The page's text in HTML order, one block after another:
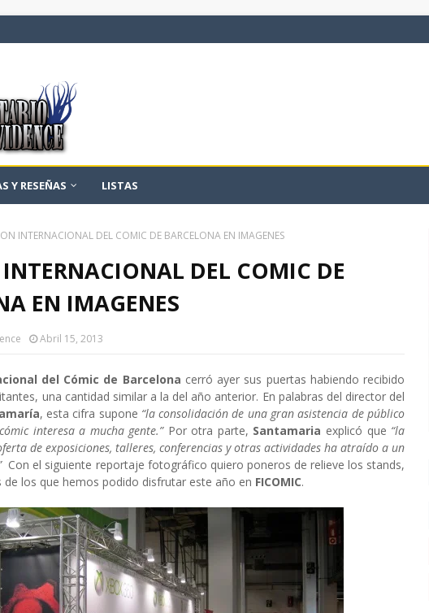
Y RESEÑAS LISTAS
INTERNACIONAL DEL COMIC DE BARCELONA EN IMAGENES
DEL COMIC DE
EN IMAGENES
Abril 15, 2013
del Cómic de Barcelona cerró ayer sus puertas habiendo recibido
una cantidad similar a la del año anterior. En palabras del director del
, esta cifra supone “la consolidación de una gran asistencia de público
interesa a mucha gente.”Por otra parte, Santamaria explicó que “la
de exposiciones, talleres, conferencias y otras actividades ha atraído a un
Con el siguiente reportaje fotográfico quiero poneros de relieve los stands,
de los que hemos podido disfrutar este año en FICOMIC.